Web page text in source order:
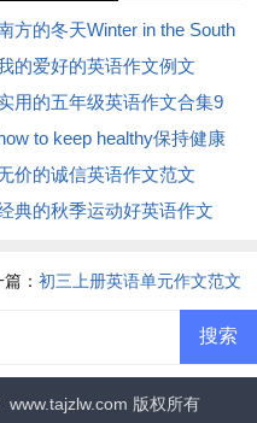
方的冬天Winter in the South
的爱好的英语作文例文
用的五年级英语作文合集9
to keep healthy保持健康
语作文
价的诚信英语作文范文
典的秋季运动好英语作文
： 初三上册英语单元作文范文
www.tajzlw.com 版权所有